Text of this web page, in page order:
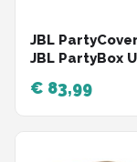
JBL
JBL PartyBox
€ 83,99